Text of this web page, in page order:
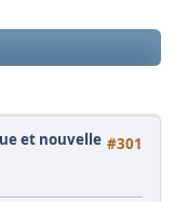
#301
et nouvelle